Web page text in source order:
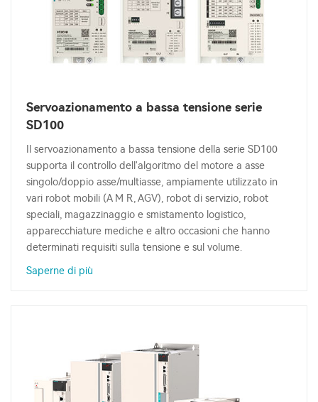
Servoazionamento a bassa tensione serie
SD100
Il servoazionamento a bassa tensione della serie SD100
supporta il controllo dell'algoritmo del motore a asse
singolo/doppio asse/multiasse, ampiamente utilizzato in
vari robot mobili (A M R, AGV), robot di servizio, robot
speciali, magazzinaggio e smistamento logistico,
apparecchiature mediche e altro occasioni che hanno
determinati requisiti sulla tensione e sul volume.
Saperne di più